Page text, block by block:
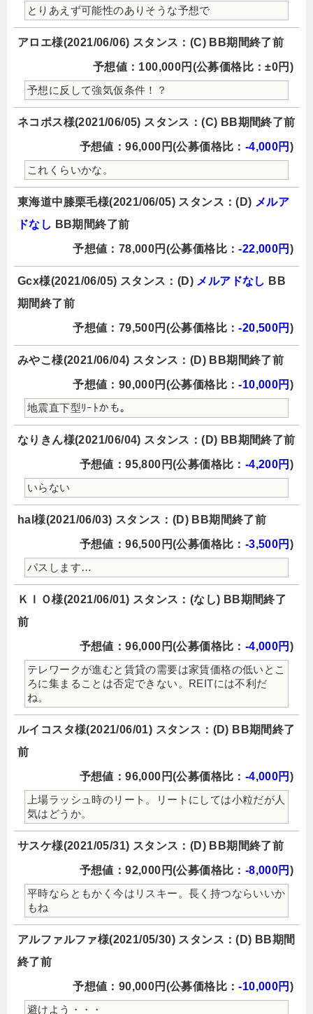
とりあえず可能性のありそうな予想で
アロエ様(2021/06/06) スタンス：(C) BB期間終了前
予想値：100,000円(公募価格比：±0円)
予想に反して強気仮条件！？
ネコポス様(2021/06/05) スタンス：(C) BB期間終了前
予想値：96,000円(公募価格比： -4,000円 )
これくらいかな。
東海道中膝栗毛様(2021/06/05) スタンス：(D) メルア
ドなし BB期間終了前
予想値：78,000円(公募価格比：-22,000円 )
Gcx様(2021/06/05) スタンス：(D) メルアドなし BB
期間終了前
予想値：79,500円(公募価格比：-20,500円 )
みやこ様(2021/06/04) スタンス：(D) BB期間終了前
予想値：90,000円(公募価格比：-10,000円 )
地震直下型ﾘｰﾄかも。
なりきん様(2021/06/04) スタンス：(D) BB期間終了前
予想値：95,800円(公募価格比： -4,200円 )
いらない
hal様(2021/06/03) スタンス：(D) BB期間終了前
予想値：96,500円(公募価格比： -3,500円 )
パスします…
ＫＩＯ様(2021/06/01) スタンス：(なし) BB期間終了
前
予想値：96,000円(公募価格比： -4,000円 )
テレワークが進むと賃貸の需要は家賃価格の低いとこ
ろに集まることは否定できない。REITには不利だ
ね。
ルイコスタ様(2021/06/01) スタンス：(D) BB期間終了
前
予想値：96,000円(公募価格比： -4,000円 )
上場ラッシュ時のリート。リートにしては小粒だが人
気はどうか。
サスケ様(2021/05/31) スタンス：(D) BB期間終了前
予想値：92,000円(公募価格比： -8,000円 )
平時ならともかく今はリスキー。長く持つならいいか
もね
アルファルファ様(2021/05/30) スタンス：(D) BB期間
終了前
予想値：90,000円(公募価格比：-10,000円 )
避けよう・・・